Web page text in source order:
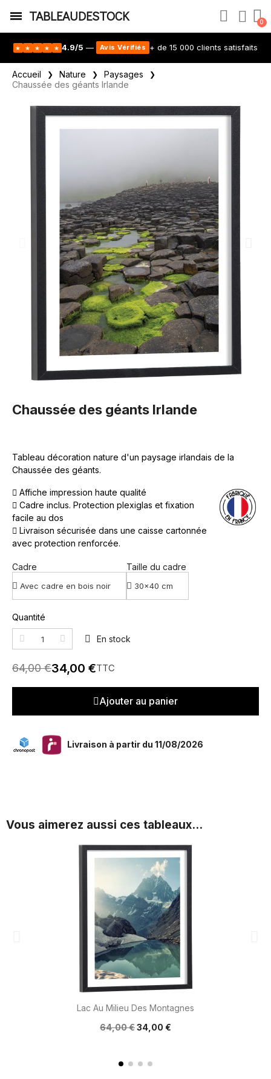
TABLEAUDESTOCK
★ ★ ★ ★ ★ 4.9/5 — Avis Vérifiés + de 15 000 clients satisfaits
Accueil Nature
Paysages
Chaussée des géants Irlande
Chaussée des géants Irlande
Tableau décoration nature d'un paysage irlandais de la
Chaussée des géants.
Affiche impression haute qualité
Cadre inclus. Protection plexiglas et fixation
facile au dos
Livraison sécurisée dans une caisse cartonnée
avec protection renforcée.
Cadre Taille du cadre
Quantité
En stock
64,00 €34,00 €TTC
Ajouter au panier
Livraison à partir du 11/08/2026
Vous aimerez aussi ces tableaux...
Lac Au Milieu Des Montagnes
64,00 €34,00 €